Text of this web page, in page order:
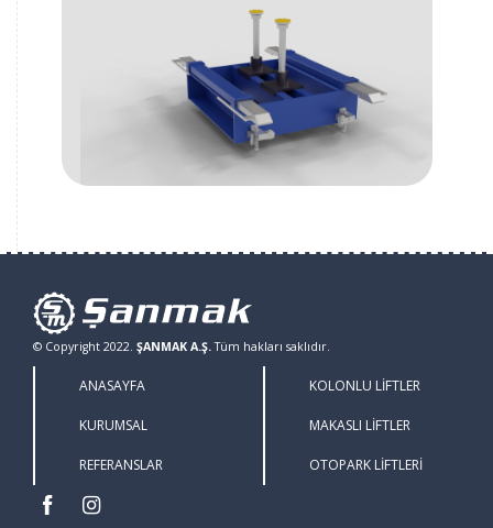
© Copyright 2022. ŞANMAK A.Ş. Tüm hakları saklıdır.
ANASAYFA
KURUMSAL
REFERANSLAR
KOLONLU LİFTLER
MAKASLI LİFTLER
OTOPARK LİFTLERİ